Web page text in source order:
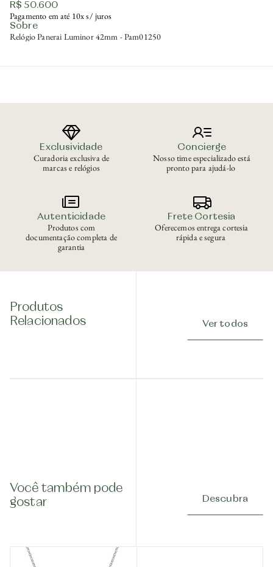
R$ 50.600
Pagamento em até 10x s/ juros
Sobre
Relógio Panerai Luminor 42mm - Pam01250
Exclusividade
Curadoria exclusiva de
marcas e relógios
Concierge
Nosso time especializado está
pronto para ajudá-lo
Autenticidade
Produtos com
documentação completa de
garantia
Frete Cortesia
Oferecemos entrega cortesia
rápida e segura
Produtos
Relacionados
Ver todos
Você também pode
gostar
Descubra